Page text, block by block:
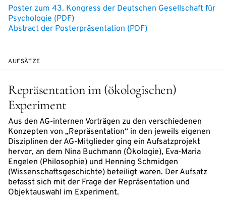
Poster zum 43. Kongress der Deutschen Gesellschaft für
Psychologie (PDF)
Abstract der Posterpräsentation (PDF)
AUFSÄTZE
Repräsentation im (ökologischen)
Experiment
Aus den AG-internen Vorträgen zu den verschiedenen
Konzepten von „Repräsentation“ in den jeweils eigenen
Disziplinen der AG-Mitglieder ging ein Aufsatzprojekt
hervor, an dem Nina Buchmann (Ökologie), Eva-Maria
Engelen (Philosophie) und Henning Schmidgen
(Wissenschaftsgeschichte) beteiligt waren. Der Aufsatz
befasst sich mit der Frage der Repräsentation und
Objektauswahl im Experiment.